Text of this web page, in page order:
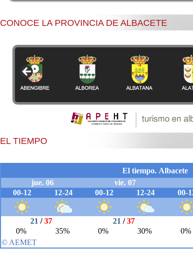
CONOCE LA PROVINCIA DE ALBACETE
EL TIEMPO